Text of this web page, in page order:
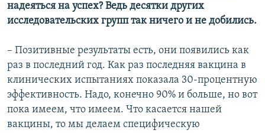
надеяться на успех? Ведь десятки других
исследовательских групп так ничего и не добились.
– Позитивные результаты есть, они появились как
раз в последний год. Как раз последняя вакцина в
клинических испытаниях показала 30-процентную
эффективность. Надо, конечно 90% и больше, но вот
пока имеем, что имеем. Что касается нашей
вакцины, то мы делаем специфическую